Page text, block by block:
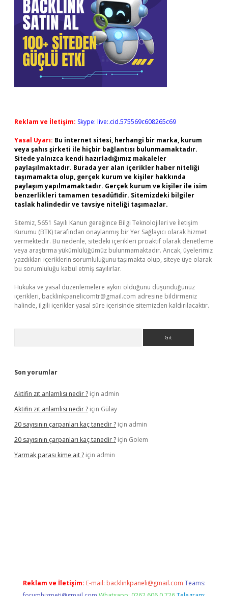
Reklam ve İletişim: Skype: live:.cid.575569c608265c69
Yasal Uyarı: Bu internet sitesi, herhangi bir marka, kurum
veya şahıs şirketi ile hiçbir bağlantısı bulunmamaktadır.
Sitede yalnızca kendi hazırladığımız makaleler
paylaşılmaktadır. Burada yer alan içerikler haber niteliği
taşımamakta olup, gerçek kurum ve kişiler hakkında
paylaşım yapılmamaktadır. Gerçek kurum ve kişiler ile isim
benzerlikleri tamamen tesadüfidir. Sitemizdeki bilgiler
taslak halindedir ve tavsiye niteliği taşımazlar.
Sitemiz, 5651 Sayılı Kanun gereğince Bilgi Teknolojileri ve İletişim
Kurumu (BTK) tarafından onaylanmış bir Yer Sağlayıcı olarak hizmet
vermektedir. Bu nedenle, sitedeki içerikleri proaktif olarak denetleme
veya araştırma yükümlülüğümüz bulunmamaktadır. Ancak, üyelerimiz
yazdıkları içeriklerin sorumluluğunu taşımakta olup, siteye üye olarak
bu sorumluluğu kabul etmiş sayılırlar.
Hukuka ve yasal düzenlemelere aykırı olduğunu düşündüğünüz
içerikleri, backlinkpanelicomtr@gmail.com adresine bildirmeniz
halinde, ilgili içerikler yasal süre içerisinde sitemizden kaldırılacaktır.
Son yorumlar
Aktifin zıt anlamlısı nedir ? için admin
Aktifin zıt anlamlısı nedir ? için Gülay
20 sayısının çarpanları kaç tanedir ? için admin
20 sayısının çarpanları kaç tanedir ? için Golem
Yarmak parası kime ait ? için admin
Reklam ve İletişim: E-mail: backlinkpaneli@gmail.com Teams: